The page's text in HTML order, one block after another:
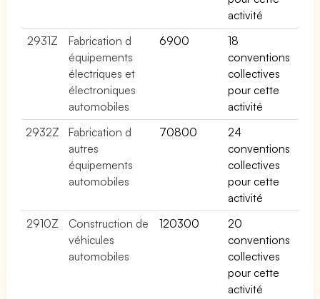
activité
2931Z
Fabrication d
équipements
électriques et
électroniques
automobiles
6900
18
conventions
collectives
pour cette
activité
2932Z
Fabrication d
autres
équipements
automobiles
70800
24
conventions
collectives
pour cette
activité
2910Z
Construction de
véhicules
automobiles
120300
20
conventions
collectives
pour cette
activité